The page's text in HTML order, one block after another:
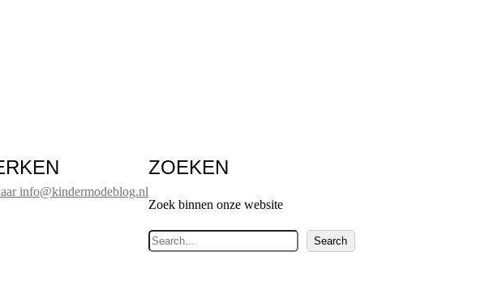
info@kindermodeblog.nl
ZOEKEN
Zoek binnen onze website
Z
Search